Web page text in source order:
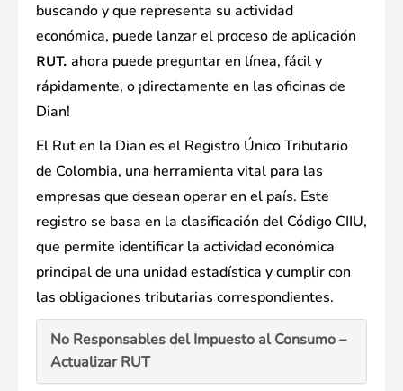
buscando y que representa su actividad
económica, puede lanzar el proceso de aplicación
RUT. ahora puede preguntar en línea, fácil y
rápidamente, o ¡directamente en las oficinas de
Dian!
El Rut en la Dian es el Registro Único Tributario
de Colombia, una herramienta vital para las
empresas que desean operar en el país. Este
registro se basa en la clasificación del Código CIIU,
que permite identificar la actividad económica
principal de una unidad estadística y cumplir con
las obligaciones tributarias correspondientes.
No Responsables del Impuesto al Consumo –
Actualizar RUT